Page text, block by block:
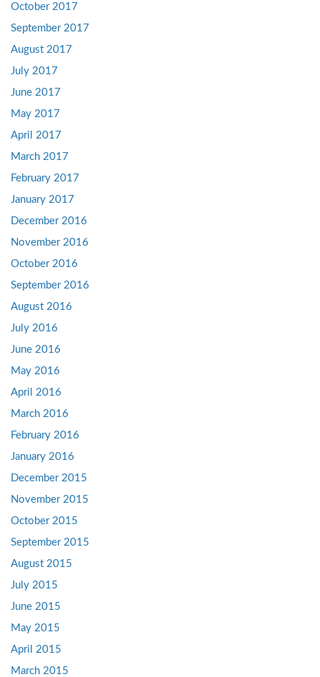
October 2017
September 2017
August 2017
July 2017
June 2017
May 2017
April 2017
March 2017
February 2017
January 2017
December 2016
November 2016
October 2016
September 2016
August 2016
July 2016
June 2016
May 2016
April 2016
March 2016
February 2016
January 2016
December 2015
November 2015
October 2015
September 2015
August 2015
July 2015
June 2015
May 2015
April 2015
March 2015